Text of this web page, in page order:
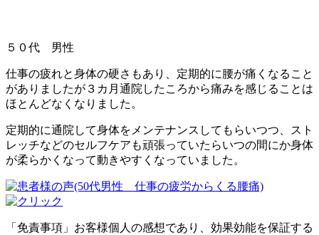
５０代 男性
仕事の疲れと身体の硬さもあり、定期的に腰が痛くなること
がありましたが３カ月通院したころから痛みを感じることは
ほとんどなくなりました。
定期的に通院して身体をメンテナンスしてもらいつつ、スト
レッチなどのセルフケアも頑張っていたらいつの間にか身体
が柔らかくなって動きやすくなっていました。
「免責事項」お客様個人の感想であり、効果効能を保証する